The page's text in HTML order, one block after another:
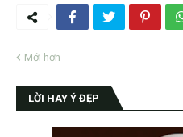
Mới hơn
LỜI HAY Ý ĐẸP